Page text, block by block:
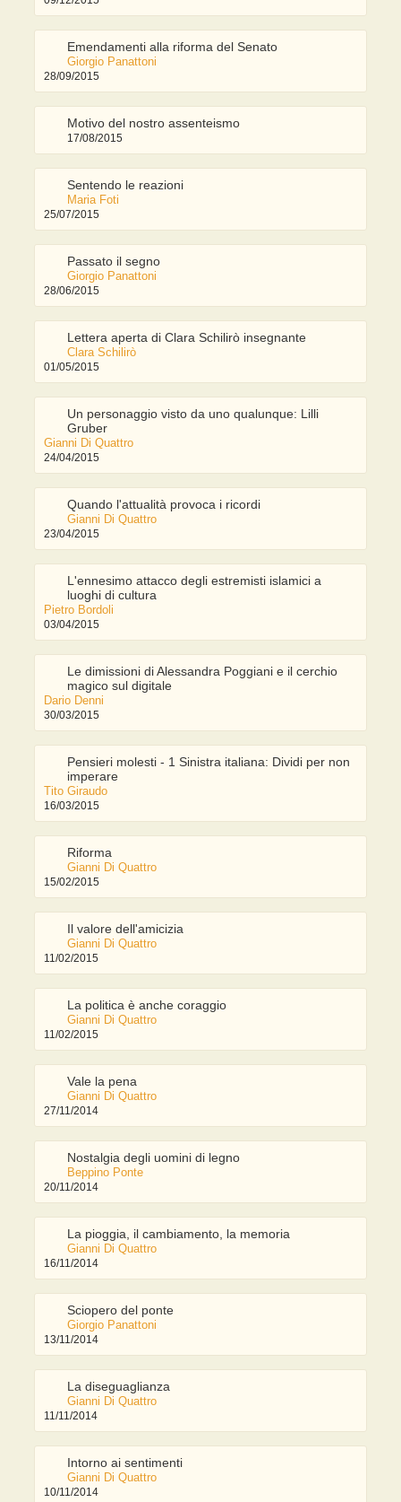
Emendamenti alla riforma del Senato
Giorgio Panattoni
28/09/2015
Motivo del nostro assenteismo
17/08/2015
Sentendo le reazioni
Maria Foti
25/07/2015
Passato il segno
Giorgio Panattoni
28/06/2015
Lettera aperta di Clara Schilirò insegnante
Clara Schilirò
01/05/2015
Un personaggio visto da uno qualunque: Lilli
Gruber
Gianni Di Quattro
24/04/2015
Quando l'attualità provoca i ricordi
Gianni Di Quattro
23/04/2015
L'ennesimo attacco degli estremisti islamici a
luoghi di cultura
Pietro Bordoli
03/04/2015
Le dimissioni di Alessandra Poggiani e il cerchio
magico sul digitale
Dario Denni
30/03/2015
Pensieri molesti - 1 Sinistra italiana: Dividi per non
imperare
Tito Giraudo
16/03/2015
Riforma
Gianni Di Quattro
15/02/2015
Il valore dell'amicizia
Gianni Di Quattro
11/02/2015
La politica è anche coraggio
Gianni Di Quattro
11/02/2015
Vale la pena
Gianni Di Quattro
27/11/2014
Nostalgia degli uomini di legno
Beppino Ponte
20/11/2014
La pioggia, il cambiamento, la memoria
Gianni Di Quattro
16/11/2014
Sciopero del ponte
Giorgio Panattoni
13/11/2014
La diseguaglianza
Gianni Di Quattro
11/11/2014
Intorno ai sentimenti
Gianni Di Quattro
10/11/2014